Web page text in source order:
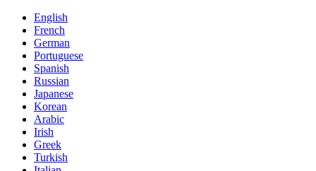
English
French
German
Portuguese
Spanish
Russian
Japanese
Korean
Arabic
Irish
Greek
Turkish